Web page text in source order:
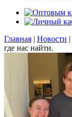
Главная | Новости |
где нас найти.